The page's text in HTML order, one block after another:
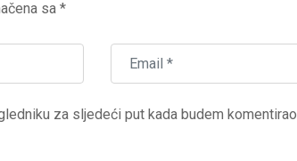
sa *
za sljedeći put kada budem